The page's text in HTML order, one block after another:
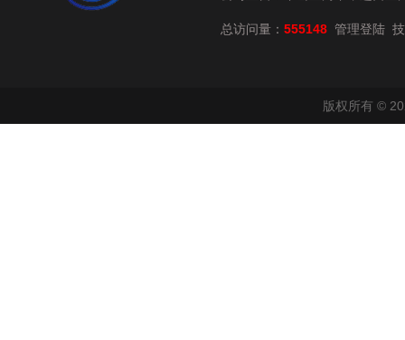
总访问量： 555148 管理登陆
版权所有 ©